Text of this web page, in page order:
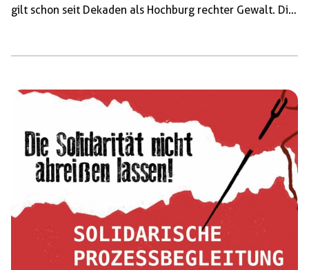
gilt schon seit Dekaden als Hochburg rechter Gewalt. Die
Dönerimbiss verübt. Durch die Verbindung zu Ringl und
dessen Kameraden veröffentlichte Wieschke 2019 schon
[…]